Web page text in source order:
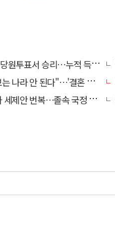
서 승리…누적 득표는 '초박빙'
다"…'결혼 페널티' 22개 손본다
번복…졸속 국정 즉각 중단"